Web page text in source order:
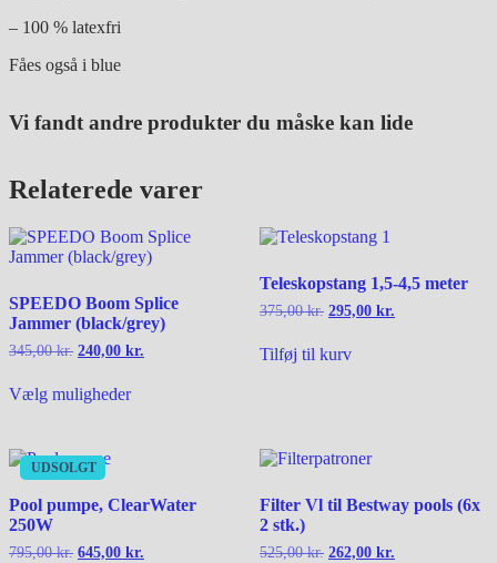
– 100 % latexfri
Fåes også i blue
Vi fandt andre produkter du måske kan lide
Relaterede varer
SPEEDO Boom Splice
Jammer (black/grey)
345,00kr. 240,00 kr.
Vælg muligheder
Teleskopstang 1,5-4,5 meter
375,00kr. 295,00 kr.
Tilføj til kurv
UDSOLGT
Pool pumpe, ClearWater
250W
795,00kr. 645,00 kr.
Filter Vl til Bestway pools (6x
2 stk.)
525,00kr. 262,00 kr.